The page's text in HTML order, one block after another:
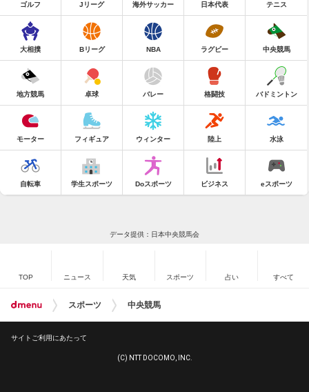
ゴルフ Jリーグ 海外サッカー 日本代表 テニス
大相撲 Bリーグ NBA ラグビー 中央競馬
地方競馬 卓球 バレー 格闘技 バドミントン
モーター フィギュア ウィンター 陸上 水泳
自転車 学生スポーツ Doスポーツ ビジネス eスポーツ
データ提供：日本中央競馬会
TOP ニュース 天気 スポーツ 占い すべて
スポーツ 中央競馬
サイトご利用にあたって
(C) NTT DOCOMO, INC.